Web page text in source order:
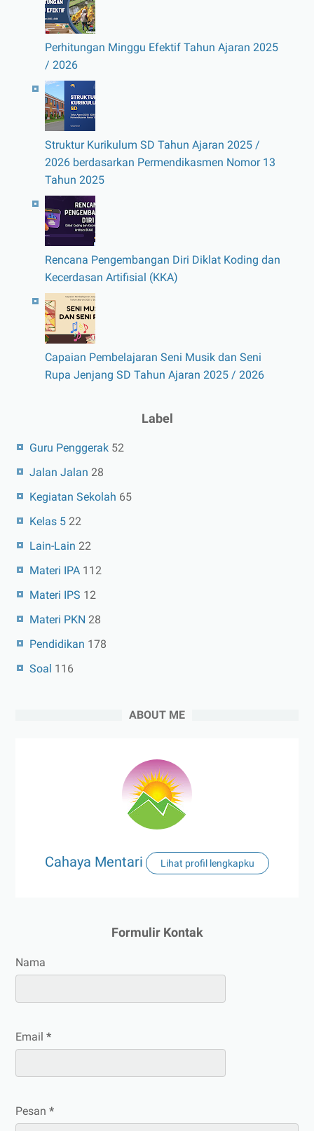
Perhitungan Minggu Efektif Tahun Ajaran 2025
/ 2026
Struktur Kurikulum SD Tahun Ajaran 2025 /
2026 berdasarkan Permendikasmen Nomor 13
Tahun 2025
Rencana Pengembangan Diri Diklat Koding dan
Kecerdasan Artifisial (KKA)
Capaian Pembelajaran Seni Musik dan Seni
Rupa Jenjang SD Tahun Ajaran 2025 / 2026
Label
Guru Penggerak 52
Jalan Jalan 28
Kegiatan Sekolah 65
Kelas 5 22
Lain-Lain 22
Materi IPA 112
Materi IPS 12
Materi PKN 28
Pendidikan 178
Soal 116
ABOUT ME
Cahaya Mentari Lihat profil lengkapku
Formulir Kontak
Nama
Email *
Pesan *